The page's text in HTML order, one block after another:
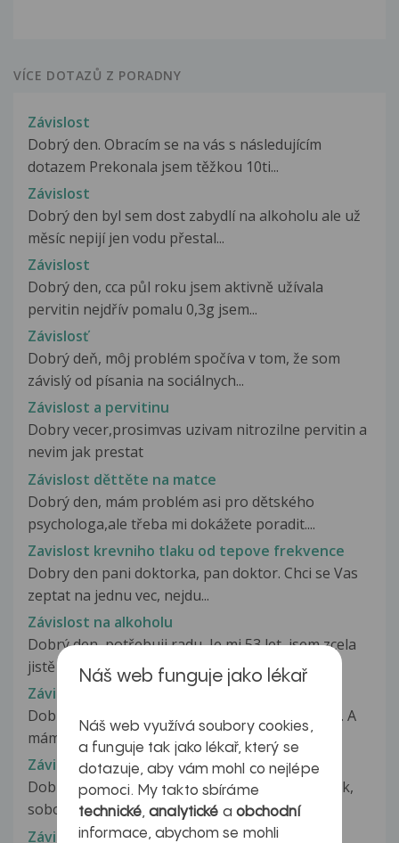
VÍCE DOTAZŮ Z PORADNY
Závislost
Dobrý den. Obracím se na vás s následujícím
dotazem Prekonala jsem těžkou 10ti...
Závislost
Dobrý den byl sem dost zabydlí na alkoholu ale už
měsíc nepijí jen vodu přestal...
Závislost
Dobrý den, cca půl roku jsem aktivně užívala
pervitin nejdřív pomalu 0,3g jsem...
Závislosť
Dobrý deň, môj problém spočíva v tom, že som
závislý od písania na sociálnych...
Závislost a pervitinu
Dobry vecer,prosimvas uzivam nitrozilne pervitin a
nevim jak prestat
Závislost děttěte na matce
Dobrý den, mám problém asi pro dětského
psychologa,ale třeba mi dokážete poradit....
Zavislost krevniho tlaku od tepove frekvence
Dobry den pani doktorka, pan doktor. Chci se Vas
zeptat na jednu vec, nejdu...
Závislost na alkoholu
Dobrý den, potřebuji radu, Je mi 53 let, jsem zcela
jistě alkoholička, každý...
Závislost na alkoholu
Dobrý den, porušil jsem abstinenci po půl roce.. A
mám silné abstinenční příznaky,...
Závislost na alkoholu
Dobrý den, mám takový dotaz. O víkendu ( pátek,
sobota) jsem zvyklá chodit se...
Závislost na alkoholu
Náš web funguje jako lékař
Náš web využívá soubory cookies,
a funguje tak jako lékař, který se
dotazuje, aby vám mohl co nejlépe
pomoci. My takto sbíráme
technické,analytické a obchodní
informace, abychom se mohli